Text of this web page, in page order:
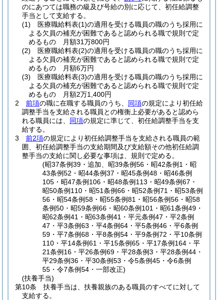
のにあつては職務の級及び号給の別に応じて、初任給調整
手当として支給する。
(1)
医療職給料表(1)の適用を受ける職員の職のうち採用に
よる欠員の補充が困難であると認められる職で規則で定
めるもの 月額31万800円
(2)
医療職給料表(2)の適用を受ける職員の職のうち採用に
よる欠員の補充が困難であると認められる職で規則で定
めるもの 月額6万円
(3)
医療職給料表(3)の適用を受ける職員の職のうち採用に
よる欠員の補充が困難であると認められる職で規則で定
めるもの 月額2万1,400円
2
前項の職に在職する職員のうち、 同項の規定により初任給
調整手当を支給される職員との権衡上必要があると認めら
れる職員には、 同項の規定に準じて、初任給調整手当を支
給する。
3
前2項の規定により初任給調整手当を支給される職員の範
囲、初任給調整手当の支給期間及び支給額その他初任給調
整手当の支給に関し必要な事項は、規則で定める。
(昭37条例39・追加、昭39条例56・昭42条例1・昭
43条例52・昭44条例37・昭45条例48・昭46条例
105・昭47条例106・昭48条例113・昭49条例67・
昭50条例110・昭51条例66・昭52条例71・昭53条例
56・昭54条例58・昭55条例81・昭56条例56・昭58
条例50・昭59条例66・昭60条例101・昭61条例49・
昭62条例41・昭63条例41・平元条例47・平2条例
47・平3条例63・平4条例64・平5条例46・平6条例
59・平7条例68・平8条例54・平9条例72・平10条例
110・平14条例61・平15条例65・平17条例164・平
21条例16・平26条例69・平28条例3・平28条例44・
平29条例36・平30条例53・令5条例45・令6条例
55・令7条例54・一部改正)
(扶養手当)
第10条
扶養手当は、扶養親族のある職員のすべてに対して
支給する。